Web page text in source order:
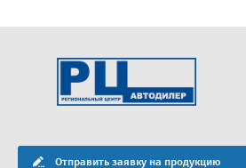
Отправить заявку на продукцию